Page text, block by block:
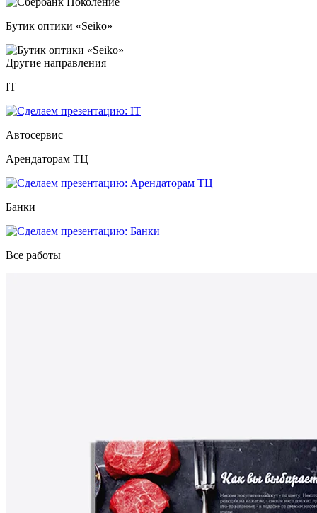
Бутик оптики «Seiko»
Другие направления
IT
Автосервис
Арендаторам ТЦ
Банки
Все работы